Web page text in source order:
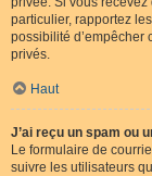
particulier, rapportez
possibilité d’empêcher
privés.
Haut
J’ai reçu un spam ou
Le formulaire de
suivre les utilisateurs